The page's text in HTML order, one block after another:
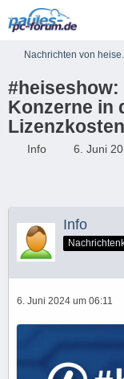
Nachrichten von
#heiseshow:
Konzerne in
Lizenzkosten
Info 6. Juni
Info
6. Juni 2024 um 06:11